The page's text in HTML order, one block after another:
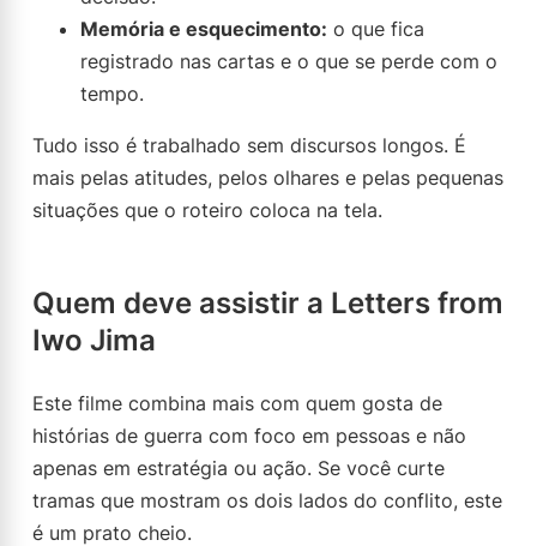
Memória e esquecimento: o que fica
registrado nas cartas e o que se perde com o
tempo.
Tudo isso é trabalhado sem discursos longos. É
mais pelas atitudes, pelos olhares e pelas pequenas
situações que o roteiro coloca na tela.
Quem deve assistir a Letters from
Iwo Jima
Este filme combina mais com quem gosta de
histórias de guerra com foco em pessoas e não
apenas em estratégia ou ação. Se você curte
tramas que mostram os dois lados do conflito, este
é um prato cheio.